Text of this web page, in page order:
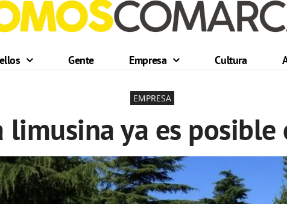
Gente Empresa Cultura
EMPRESA
ya es posible